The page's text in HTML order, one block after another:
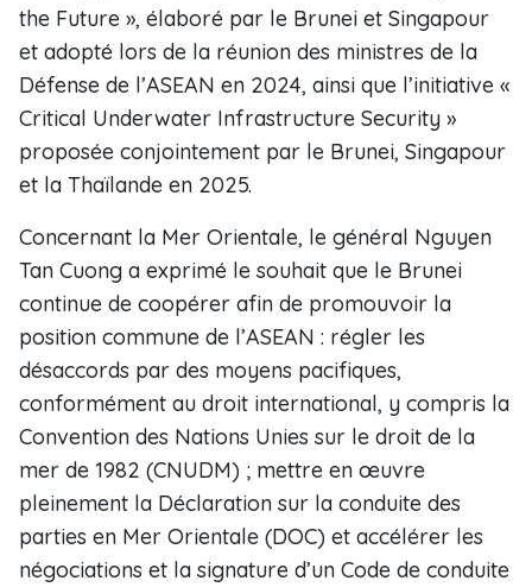
the Future », élaboré par le Brunei et Singapour
et adopté lors de la réunion des ministres de la
Défense de l’ASEAN en 2024, ainsi que l’initiative «
Critical Underwater Infrastructure Security »
proposée conjointement par le Brunei, Singapour
et la Thaïlande en 2025.
Concernant la Mer Orientale, le général Nguyen
Tan Cuong a exprimé le souhait que le Brunei
continue de coopérer afin de promouvoir la
position commune de l’ASEAN : régler les
désaccords par des moyens pacifiques,
conformément au droit international, y compris la
Convention des Nations Unies sur le droit de la
mer de 1982 (CNUDM) ; mettre en œuvre
pleinement la Déclaration sur la conduite des
parties en Mer Orientale (DOC) et accélérer les
négociations et la signature d’un Code de conduite